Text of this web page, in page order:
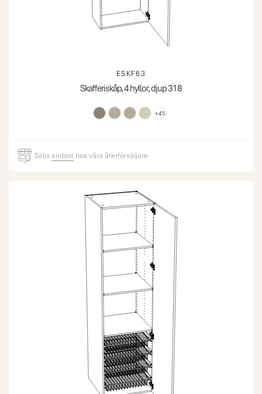
ESKF63
Skafferiskåp, 4 hyllor, djup 318
+45
Säljsendast hos våra återförsäljare